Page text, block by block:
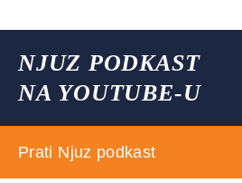
NJUZ PODKAST
NA YOUTUBE-U
Prati Njuz podkast